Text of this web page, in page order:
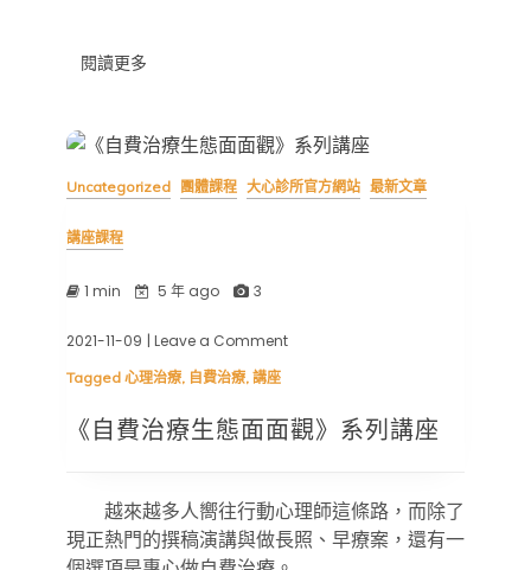
閱讀更多
Uncategorized 團體課程 大心診所官方網站 最新文章
講座課程
1 min 5 年 ago 3
2021-11-09 | Leave a Comment
療
生
面
觀》
系
Tagged 心理治療, 自費治療, 講座
《自費治療生態面面觀》系列講座
越來越多人嚮往行動心理師這條路，而除了
現正熱門的撰稿演講與做長照、早療案，還有一